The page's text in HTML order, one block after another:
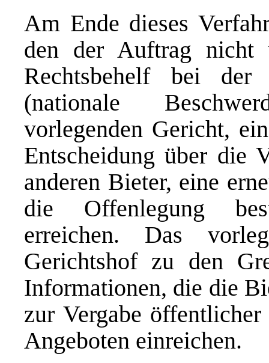
Am Ende dieses
den der Auftrag nicht
Rechtsbehelf bei der
(nationale
vorlegenden Gericht,
Entscheidung über die
anderen Bieter, eine
die Offenlegung
erreichen. Das
Gerichtshof zu den
Informationen, die die
zur Vergabe
Angeboten einreichen.